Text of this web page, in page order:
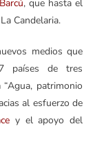
, que hasta el
Candelaria.
medios que
países de tres
patrimonio
al esfuerzo de
y el apoyo del